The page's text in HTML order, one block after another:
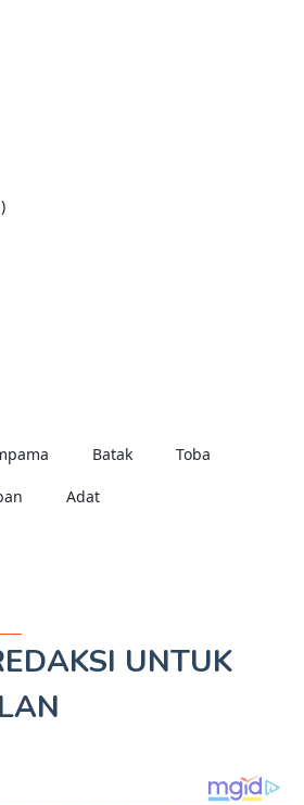
Batak Toba
Adat
UNTUK